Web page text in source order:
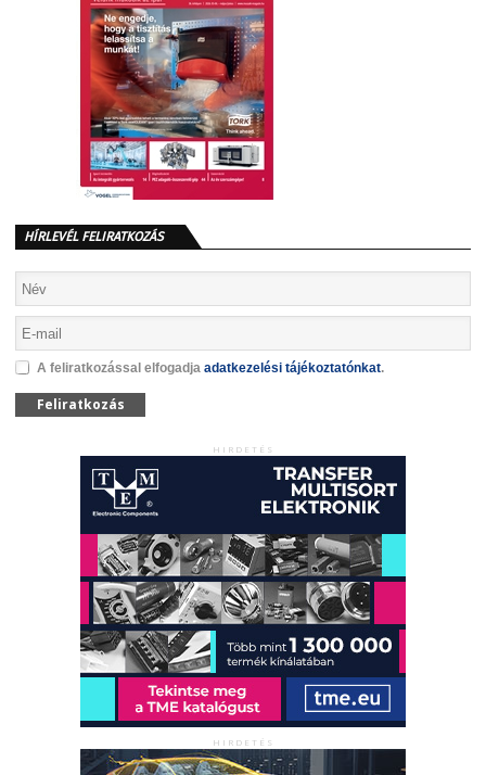
HÍRLEVÉL FELIRATKOZÁS
A feliratkozással elfogadja adatkezelési tájékoztatónkat.
Feliratkozás
HIRDETÉS
HIRDETÉS